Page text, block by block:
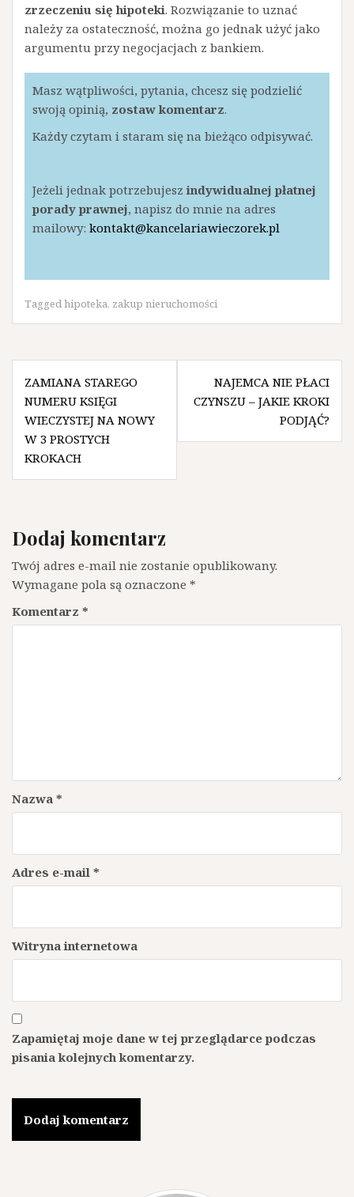
zrzeczeniu się hipoteki. Rozwiązanie to uznać
należy za ostateczność, można go jednak użyć jako
argumentu przy negocjacjach z bankiem.
Masz wątpliwości, pytania, chcesz się podzielić
swoją opinią, zostaw komentarz.
Każdy czytam i staram się na bieżąco odpisywać.
Jeżeli jednak potrzebujeszindywidualnej płatnej
porady prawnej, napisz do mnie na adres
mailowy: kontakt@kancelariawieczorek.pl
Taggedhipoteka, zakup nieruchomości
Nawigacja
wpisu
ZAMIANA STAREGO
NUMERU KSIĘGI
WIECZYSTEJ NA NOWY
W 3 PROSTYCH
KROKACH
NAJEMCA NIE PŁACI
CZYNSZU – JAKIE KROKI
PODJĄĆ?
Dodaj komentarz
Twój adres e-mail nie zostanie opublikowany.
Wymagane pola są oznaczone *
Komentarz *
Nazwa *
Adres e-mail *
Witryna internetowa
Zapamiętaj moje dane w tej przeglądarce podczas
pisania kolejnych komentarzy.